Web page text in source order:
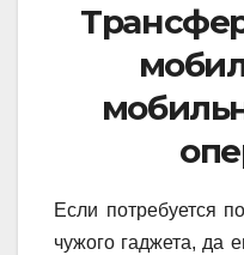
Если потребуется
чужого гаджета, да